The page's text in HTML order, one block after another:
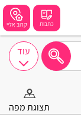
קרוב אליי כתבות
עוד
תצוגת מפה